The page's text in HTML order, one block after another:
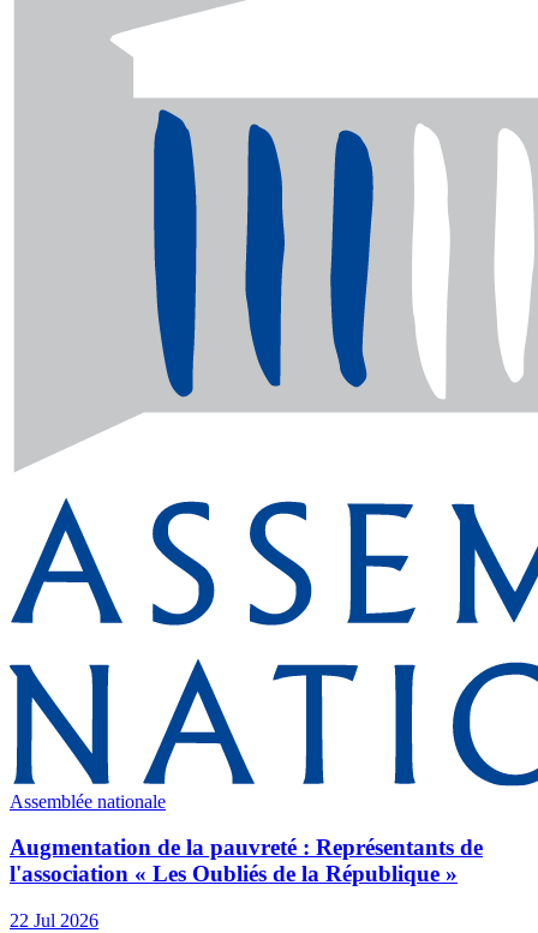
Assemblée nationale
Augmentation de la pauvreté : Représentants de
l'association « Les Oubliés de la République »
22 Jul 2026